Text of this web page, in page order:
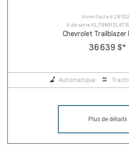
Inventaire #
# de série
Chevrolet Trailblazer
36 639 $*
Automatique
Plus de détails